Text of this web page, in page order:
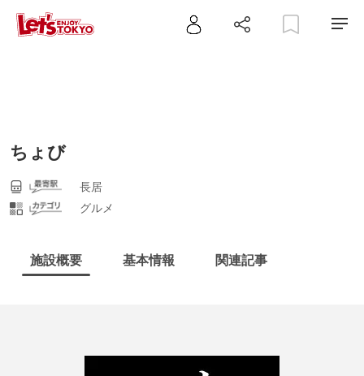
ちょび
長居
グルメ
施設概要 基本情報 関連記事